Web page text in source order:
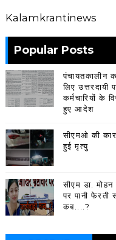
Kalamkrantinews
Popular Posts
पंचायतकालीन
लिए उत्तरदायी
कर्मचारियों के
हुए आदेश
सीएमओ की कार
हुई मृत्यु
सीएम डा.
पर पानी फेरती
कब....?